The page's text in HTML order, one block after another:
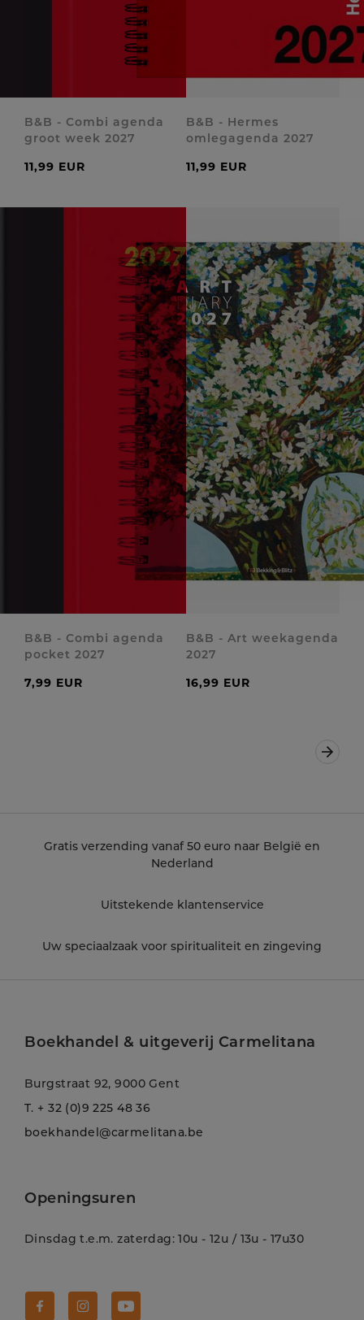
B&B - Combi agenda
groot week 2027
11,99 EUR
B&B - Hermes
omlegagenda 2027
11,99 EUR
B&B - Combi agenda
pocket 2027
7,99 EUR
B&B - Art weekagenda
2027
16,99 EUR
Gratis verzending vanaf 50 euro naar België en
Nederland
Uitstekende klantenservice
Uw speciaalzaak voor spiritualiteit en zingeving
Boekhandel & uitgeverij Carmelitana
Burgstraat 92, 9000 Gent
T. + 32 (0)9 225 48 36
boekhandel@carmelitana.be
Openingsuren
Dinsdag t.e.m. zaterdag: 10u - 12u / 13u - 17u30